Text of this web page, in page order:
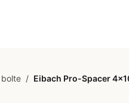
bolte / Eibach Pro-Spacer